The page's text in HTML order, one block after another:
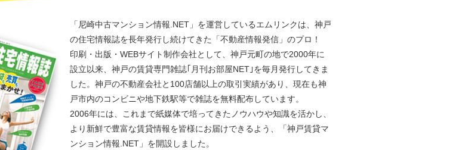
「尼崎中古マンション情報.NET」を運営しているエムリンクは、神戸
の住宅情報誌を長年発行し続けてきた「不動産情報発信」のプロ！
印刷・出版・WEBサイト制作会社として、神戸元町の地で2000年に
設立以来、神戸の賃貸専門雑誌｢月刊お部屋NET｣を毎月発行してきま
した。神戸の不動産会社と100店舗以上の取引実績があり、現在も神
戸市内のコンビニや地下鉄駅等で雑誌を無料配布しています。
2006年には、これまで紙媒体で培ってきたノウハウや知識を活かし、
より新鮮で豊富な賃貸情報を皆様にお届けできるよう、「神戸賃貸マ
ンション情報.NET」を開設しました。